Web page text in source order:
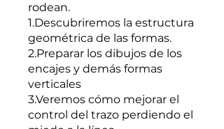
rodean.
1.Descubriremos la estructura
geométrica de las formas.
2.Preparar los dibujos de los
encajes y demás formas
verticales
3.Veremos cómo mejorar el
control del trazo perdiendo el